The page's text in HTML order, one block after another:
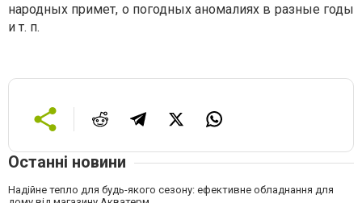
народных примет, о погодных аномалиях в разные годы
и т. п.
Останні новини
Надійне тепло для будь-якого сезону: ефективне обладнання для